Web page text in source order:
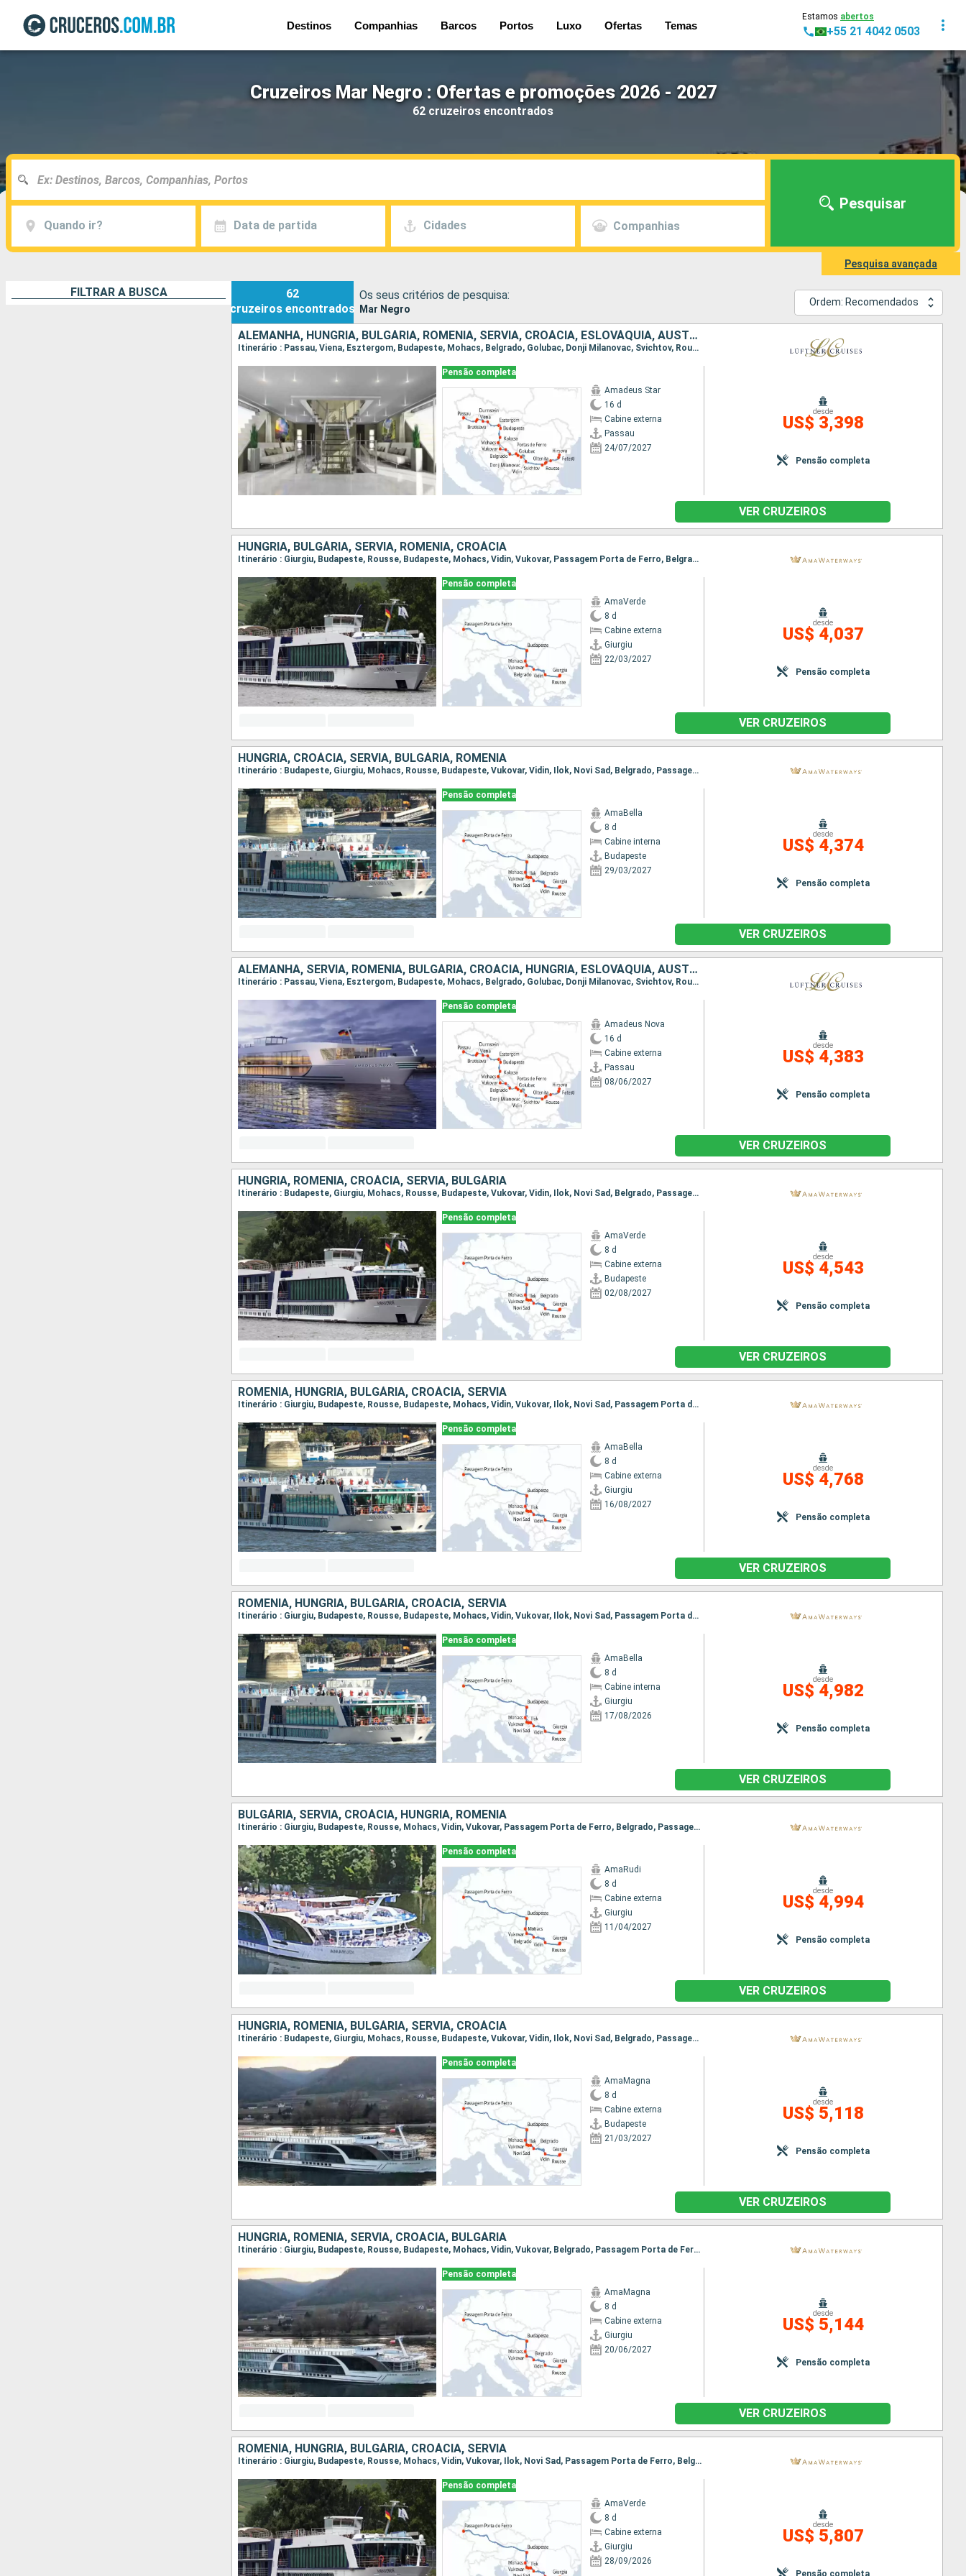
Destinos Companhias Barcos Portos Luxo Ofertas Temas
Estamos abertos
+55 21 4042 0503
Cruzeiros Mar Negro : Ofertas e promoções 2026 - 2027
62 cruzeiros encontrados
Quando ir? Data de partida Cidades Companhias
Pesquisar
Pesquisa avançada
FILTRAR A BUSCA
62
cruzeiros encontrados
Os seus critérios de pesquisa:
Mar Negro
Ordem: Recomendados
ALEMANHA, HUNGRIA, BULGÁRIA, ROMÊNIA, SÉRVIA, CROÁCIA, ESLOVÁQUIA, AUSTRIA
Itinerário : Passau, Viena, Esztergom, Budapeste, Mohacs, Belgrado, Golubac, Donji Milanovac, Svichtov, Rousse, Hirsova, Fetesti, Oltenita, Giurgiu, Vidin, Portas de Ferro, Novi Sad, Vukovar, Mohacs, Kalocsa, Budapeste, Bratislava, Durnstein, Melk, Passau
Pensão completa
Amadeus Star
16 d
Cabine externa
Passau
24/07/2027
desde
US$ 3,398
Pensão completa
VER CRUZEIROS
HUNGRIA, BULGÁRIA, SÉRVIA, ROMÊNIA, CROÁCIA
Itinerário : Giurgiu, Budapeste, Rousse, Budapeste, Mohacs, Vidin, Vukovar, Passagem Porta de Ferro, Belgrado, Passagem Porta de Ferro, Vukovar, Vidin, Rousse, Mohacs, Budapeste, Giurgiu
Pensão completa
AmaVerde
8 d
Cabine externa
Giurgiu
22/03/2027
desde
US$ 4,037
Pensão completa
VER CRUZEIROS
HUNGRIA, CROÁCIA, SÉRVIA, BULGÁRIA, ROMÊNIA
Itinerário : Budapeste, Giurgiu, Mohacs, Rousse, Budapeste, Vukovar, Vidin, Ilok, Novi Sad, Belgrado, Passagem Porta de Ferro, Belgrado, Vidin, Vukovar, Rousse, Mohacs, Giurgiu, Budapeste
Pensão completa
AmaBella
8 d
Cabine interna
Budapeste
29/03/2027
desde
US$ 4,374
Pensão completa
VER CRUZEIROS
ALEMANHA, SÉRVIA, ROMÊNIA, BULGÁRIA, CROÁCIA, HUNGRIA, ESLOVÁQUIA, AUSTRIA
Itinerário : Passau, Viena, Esztergom, Budapeste, Mohacs, Belgrado, Golubac, Donji Milanovac, Svichtov, Rousse, Hirsova, Fetesti, Oltenita, Giurgiu, Vidin, Portas de Ferro, Novi Sad, Vukovar, Mohacs, Kalocsa, Budapeste, Bratislava, Durnstein, Melk, Passau
Pensão completa
Amadeus Nova
16 d
Cabine externa
Passau
08/06/2027
desde
US$ 4,383
Pensão completa
VER CRUZEIROS
HUNGRIA, ROMÊNIA, CROÁCIA, SÉRVIA, BULGÁRIA
Itinerário : Budapeste, Giurgiu, Mohacs, Rousse, Budapeste, Vukovar, Vidin, Ilok, Novi Sad, Belgrado, Passagem Porta de Ferro, Belgrado, Vidin, Vukovar, Rousse, Mohacs, Giurgiu, Budapeste
Pensão completa
AmaVerde
8 d
Cabine externa
Budapeste
02/08/2027
desde
US$ 4,543
Pensão completa
VER CRUZEIROS
ROMÊNIA, HUNGRIA, BULGÁRIA, CROÁCIA, SÉRVIA
Itinerário : Giurgiu, Budapeste, Rousse, Budapeste, Mohacs, Vidin, Vukovar, Ilok, Novi Sad, Passagem Porta de Ferro, Belgrado, Passagem Porta de Ferro, Belgrado, Vukovar, Vidin, Mohacs, Rousse, Budapeste, Giurgiu
Pensão completa
AmaBella
8 d
Cabine externa
Giurgiu
16/08/2027
desde
US$ 4,768
Pensão completa
VER CRUZEIROS
ROMÊNIA, HUNGRIA, BULGÁRIA, CROÁCIA, SÉRVIA
Itinerário : Giurgiu, Budapeste, Rousse, Budapeste, Mohacs, Vidin, Vukovar, Ilok, Novi Sad, Passagem Porta de Ferro, Belgrado, Passagem Porta de Ferro, Vidin, Vukovar, Novi Sad, Mohacs, Rousse, Budapeste, Giurgiu
Pensão completa
AmaBella
8 d
Cabine interna
Giurgiu
17/08/2026
desde
US$ 4,982
Pensão completa
VER CRUZEIROS
BULGÁRIA, SÉRVIA, CROÁCIA, HUNGRIA, ROMÊNIA
Itinerário : Giurgiu, Budapeste, Rousse, Mohacs, Vidin, Vukovar, Passagem Porta de Ferro, Belgrado, Passagem Porta de Ferro, Vukovar, Vidin, Mohacs, Rousse, Budapeste, Giurgiu
Pensão completa
AmaRudi
8 d
Cabine externa
Giurgiu
11/04/2027
desde
US$ 4,994
Pensão completa
VER CRUZEIROS
HUNGRIA, ROMÊNIA, BULGÁRIA, SÉRVIA, CROÁCIA
Itinerário : Budapeste, Giurgiu, Mohacs, Rousse, Budapeste, Vukovar, Vidin, Ilok, Novi Sad, Belgrado, Passagem Porta de Ferro, Belgrado, Vidin, Vukovar, Rousse, Mohacs, Giurgiu, Budapeste
Pensão completa
AmaMagna
8 d
Cabine externa
Budapeste
21/03/2027
desde
US$ 5,118
Pensão completa
VER CRUZEIROS
HUNGRIA, ROMÊNIA, SÉRVIA, CROÁCIA, BULGÁRIA
Itinerário : Giurgiu, Budapeste, Rousse, Budapeste, Mohacs, Vidin, Vukovar, Belgrado, Passagem Porta de Ferro, Belgrado, Passagem Porta de Ferro, Vukovar, Vidin, Mohacs, Rousse, Budapeste, Giurgiu
Pensão completa
AmaMagna
8 d
Cabine externa
Giurgiu
20/06/2027
desde
US$ 5,144
Pensão completa
VER CRUZEIROS
ROMÊNIA, HUNGRIA, BULGÁRIA, CROÁCIA, SÉRVIA
Itinerário : Giurgiu, Budapeste, Rousse, Mohacs, Vidin, Vukovar, Ilok, Novi Sad, Passagem Porta de Ferro, Belgrado, Passagem Porta de Ferro, Belgrado, Vukovar, Novi Sad, Vidin, Rousse, Mohacs, Budapeste, Giurgiu
Pensão completa
AmaVerde
8 d
Cabine externa
Giurgiu
28/09/2026
desde
US$ 5,807
Pensão completa